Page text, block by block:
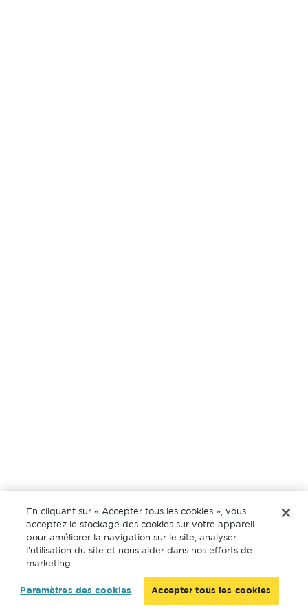
En cliquant sur « Accepter tous les cookies », vous
acceptez le stockage des cookies sur votre appareil
pour améliorer la navigation sur le site, analyser
l’utilisation du site et nous aider dans nos efforts de
marketing.
Paramètres des cookies Accepter tous les cookies